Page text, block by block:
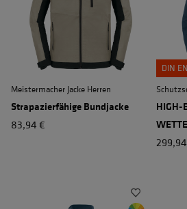
Meistermacher Jacke Herren
Strapazierfähige Bundjacke
83,94 €
DIN
HIGH-